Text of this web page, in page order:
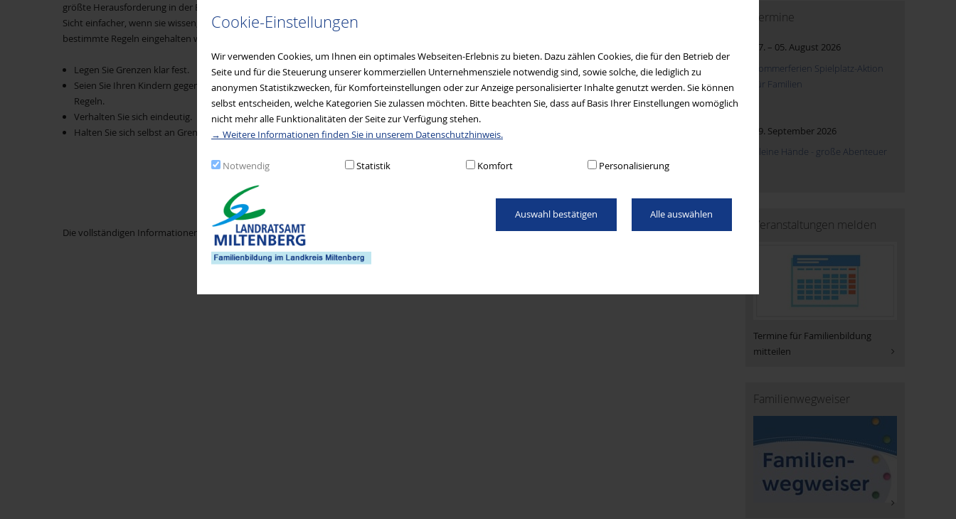
Cookie-Einstellungen
Wir verwenden Cookies, um Ihnen ein optimales Webseiten-Erlebnis zu bieten. Dazu zählen Cookies, die für den Betrieb der
Seite und für die Steuerung unserer kommerziellen Unternehmensziele notwendig sind, sowie solche, die lediglich zu
anonymen Statistikzwecken, für Komforteinstellungen oder zur Anzeige personalisierter Inhalte genutzt werden. Sie können
selbst entscheiden, welche Kategorien Sie zulassen möchten. Bitte beachten Sie, dass auf Basis Ihrer Einstellungen womöglich
nicht mehr alle Funktionalitäten der Seite zur Verfügung stehen.
→ Weitere Informationen finden Sie in unserem Datenschutzhinweis.
Notwendig Statistik Komfort Personalisierung
Auswahl bestätigen Alle auswählen
größte Herausforderung in der Erziehung. Doch für Kinder ist es auf lange
Sicht einfacher, wenn sie wissen, wo ihre Grenzen sind. Dabei sollten
bestimmte Regeln eingehalten werden:
Legen Sie Grenzen klar fest.
Seien Sie Ihren Kindern gegenüber konsequent in der Umsetzung von
Regeln.
Verhalten Sie sich eindeutig.
Halten Sie sich selbst an Grenzen.
Stark durch Erziehung.
Die vollständigen Informationen zur Kampagne "Stark durch Erziehung" finden Sie online auf der Seite http://stark-durch-erziehung.de
Termine
07. – 05. August 2026
Sommerferien Spielplatz-Aktion
für Familien
19. September 2026
Kleine Hände - große Abenteuer
Veranstaltungen melden
Termine für Familienbildung
mitteilen
Familienwegweiser